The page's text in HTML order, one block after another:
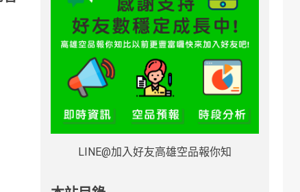
LINE@加入好友高雄空品報你知